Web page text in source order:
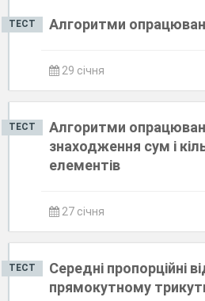
ТЕСТ Алгоритми
29 січня
ТЕСТ
Алгоритми
знаходження сум і
елементів
27 січня
ТЕСТ
Середні пропорційні
прямокутному